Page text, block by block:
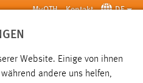
MyOTH Kontakt DE
SUCHE
Website. Einige von ihnen
andere uns helfen,